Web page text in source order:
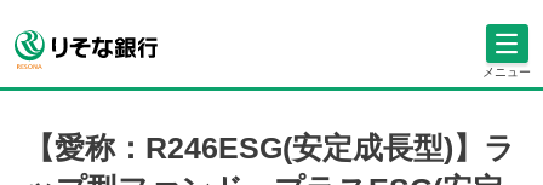
メニュー
【愛称：R246ESG(安定成長型)】ラ